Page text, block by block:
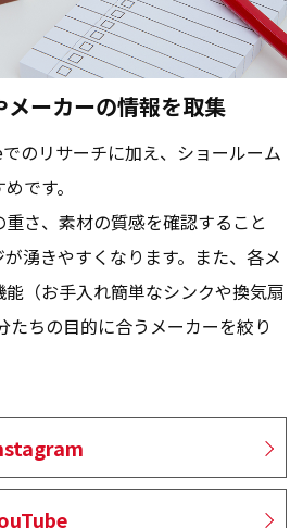
ーカーの情報を取集
のリサーチに加え、ショールーム
です。
さ、素材の質感を確認すること
湧きやすくなります。また、各メ
（お手入れ簡単なシンクや換気扇
たちの目的に合うメーカーを絞り